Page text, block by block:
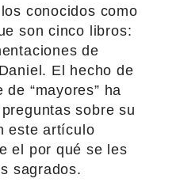
conocidos como
son cinco libros:
de
El hecho de
“mayores” ha
sobre su
este artículo
el por qué se les
sagrados.